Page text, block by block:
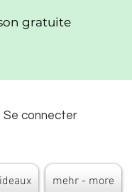
gratuite
Se connecter
mehr - more